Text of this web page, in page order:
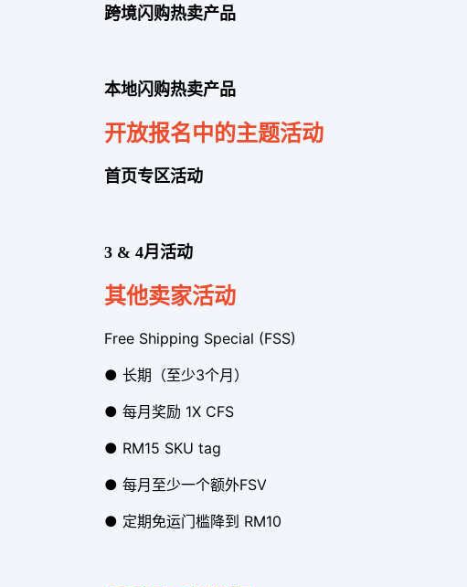
跨境闪购热卖产品
本地闪购热卖产品
开放报名中的主题活动
首页专区活动
3 & 4月活动
其他卖家活动
Free Shipping Special (FSS)
● 长期（至少3个月）
● 每月奖励 1X CFS
● RM15 SKU tag
● 每月至少一个额外FSV
● 定期免运门槛降到 RM10